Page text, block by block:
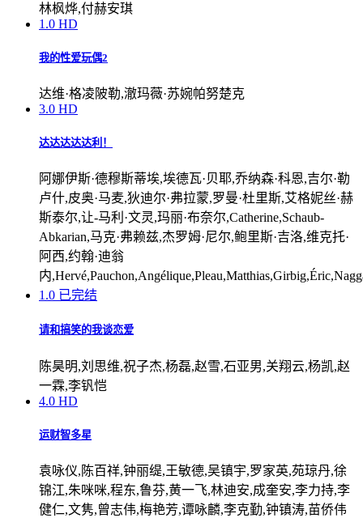
林枫烨,付赫安琪
1.0 HD
我的性爱玩偶2
达维·格凌陂勒,澈玛薇·苏婉帕努楚克
3.0 HD
达达达达达利！
阿娜伊斯·德穆斯蒂埃,埃德瓦·贝耶,乔纳森·科恩,吉尔·勒
卢什,皮奥·马麦,狄迪尔·弗拉蒙,罗曼·杜里斯,艾格妮丝·赫
斯泰尔,让-马利·文灵,玛丽·布奈尔,Catherine,Schaub-
Abkarian,马克·弗赖兹,杰罗姆·尼尔,鲍里斯·吉洛,维克托·
阿西,约翰·迪翁
内
1.0 已完结
请和搞笑的我谈恋爱
陈昊明,刘思维,祝子杰,杨磊,赵雪,石亚男,关翔云,杨凯,赵
一霖,李钒恺
4.0 HD
运财智多星
袁咏仪,陈百祥,钟丽缇,王敏德,吴镇宇,罗家英,苑琼丹,徐
锦江,朱咪咪,程东,鲁芬,黄一飞,林迪安,成奎安,李力持,李
健仁,文隽,曾志伟,梅艳芳,谭咏麟,李克勤,钟镇涛,苗侨伟